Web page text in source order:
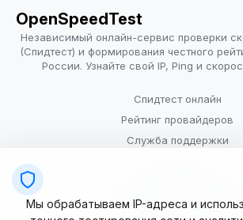
OpenSpeedTest
Независимый онлайн-сервис проверки
(Спидтест) и формирования честного
России. Узнайте свой IP, Ping и
Спидтест онлайн
Рейтинг провайдеров
Служба поддержки
Условия использования
Мы обрабатываем IP-адреса и